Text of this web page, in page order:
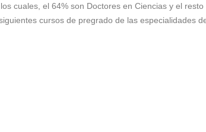
cuales, el 64% son Doctores en Ciencias y el
cursos de pregrado de las especialidades